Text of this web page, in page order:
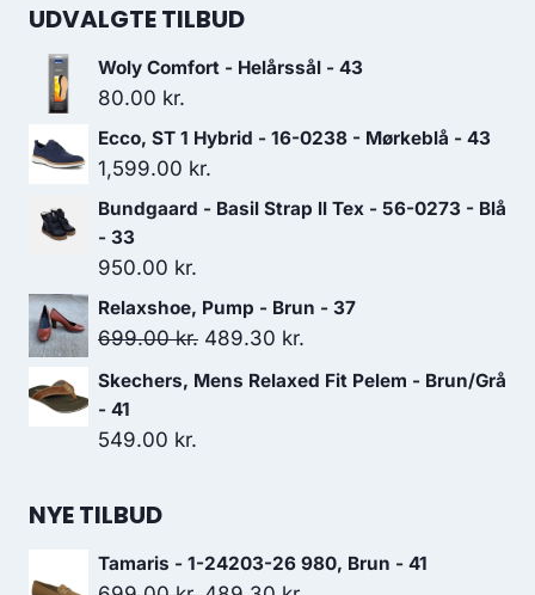
UDVALGTE TILBUD
Woly Comfort - Helårssål - 43
80.00 kr.
Ecco, ST 1 Hybrid - 16-0238 - Mørkeblå - 43
1,599.00 kr.
Bundgaard - Basil Strap ll Tex - 56-0273 - Blå
- 33
950.00 kr.
Relaxshoe, Pump - Brun - 37
699.00kr. Den
oprindelige
489.30 kr.
aktuelle
Skechers, Mens Relaxed Fit Pelem - Brun/Grå
- 41
549.00 kr.
NYE TILBUD
Tamaris - 1-24203-26 980, Brun - 41